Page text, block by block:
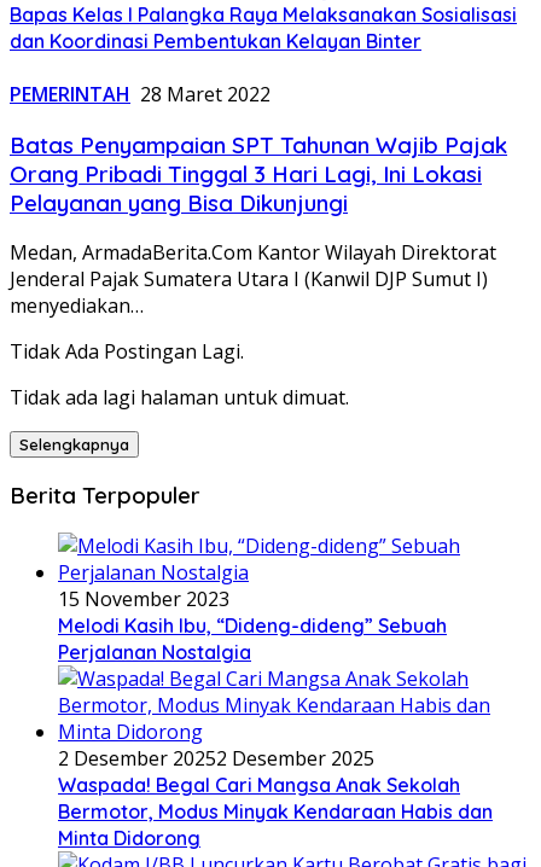
Bapas Kelas I Palangka Raya Melaksanakan Sosialisasi
dan Koordinasi Pembentukan Kelayan Binter
PEMERINTAH 28 Maret 2022
Batas Penyampaian SPT Tahunan Wajib Pajak
Orang Pribadi Tinggal 3 Hari Lagi, Ini Lokasi
Pelayanan yang Bisa Dikunjungi
Medan, ArmadaBerita.Com Kantor Wilayah Direktorat
Jenderal Pajak Sumatera Utara I (Kanwil DJP Sumut I)
menyediakan…
Tidak Ada Postingan Lagi.
Tidak ada lagi halaman untuk dimuat.
Selengkapnya
Berita Terpopuler
15 November 2023
Melodi Kasih Ibu, “Dideng-dideng” Sebuah
Perjalanan Nostalgia
2 Desember 20252 Desember 2025
Waspada! Begal Cari Mangsa Anak Sekolah
Bermotor, Modus Minyak Kendaraan Habis dan
Minta Didorong